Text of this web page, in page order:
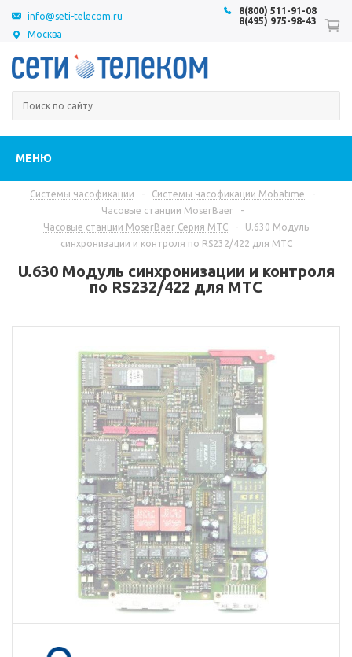
Москва
8(800) 511-91-08
8(495) 975-98-43
info@seti-telecom.ru
МЕНЮ
Системы часофикации - Системы часофикации Mobatime
-
Часовые станции MoserBaer
-
Часовые станции MoserBaer Серия MTC
-
U.630 Модуль
синхронизации и контроля по RS232/422 для MTC
U.630 Модуль синхронизации и контроля
по RS232/422 для MTC